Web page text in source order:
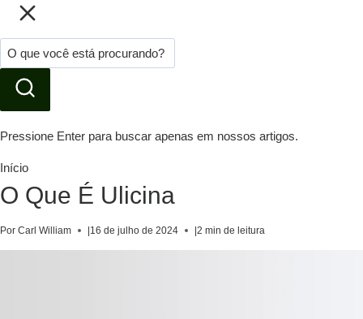
Pressione Enter para buscar apenas em nossos artigos.
Início
O Que É Ulicina
Por Carl William |16 de julho de 2024 |2 min de leitura